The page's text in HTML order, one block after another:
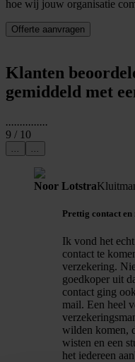
hoe wij jouw organisatie
Offerte aanvragen
Klanten
gemiddeld met
...............
9 / 10
... ...
Noor Lotstra
Prettig contact en
Ik vond het
contact te
verzekering.
goedkoper uit
contact ging
mail. Een heel
wilden komen,
wisten en een
het iedereen